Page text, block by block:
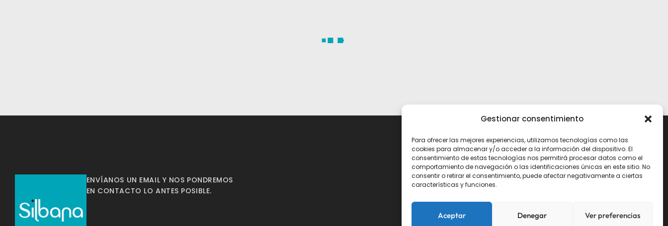
Gestionar consentimiento
Para ofrecer las mejores experiencias, utilizamos tecnologías como las
cookies para almacenar y/o acceder a la información del dispositivo. El
consentimiento de estas tecnologías nos permitirá procesar datos como el
comportamiento de navegación o las identificaciones únicas en este sitio. No
consentir o retirar el consentimiento, puede afectar negativamente a ciertas
características y funciones.
Aceptar Denegar Ver preferencias
ENVÍANOS UN EMAIL Y NOS PONDREMOS
EN CONTACTO LO ANTES POSIBLE.